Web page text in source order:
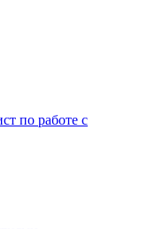
по работе с